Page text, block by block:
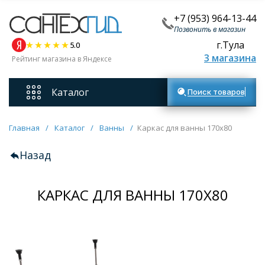
+7 (953) 964-13-44
Позвонить в магазин
5.0
Рейтинг магазина в Яндексе
г.Тула
3 магазина
Каталог
Смесители
Унитазы
Мебель для ванных комнат
Поиск товаров
Главная / Каталог / Ванны / Каркас для ванны 170x80
Назад
КАРКАС ДЛЯ ВАННЫ 170X80